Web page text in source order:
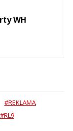
WH
#REKLAMA
#RL9